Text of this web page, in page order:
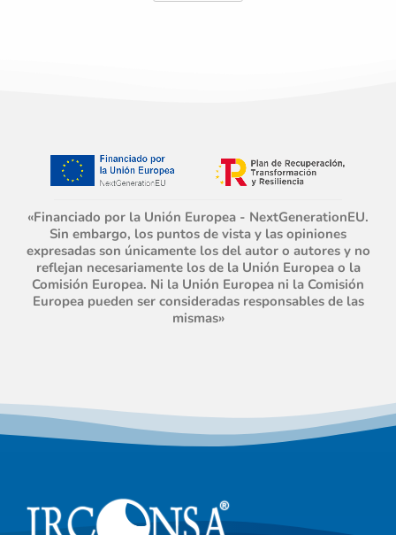
«Financiado por la Unión Europea - NextGenerationEU.
Sin embargo, los puntos de vista y las opiniones
expresadas son únicamente los del autor o autores y no
reflejan necesariamente los de la Unión Europea o la
Comisión Europea. Ni la Unión Europea ni la Comisión
Europea pueden ser consideradas responsables de las
mismas»